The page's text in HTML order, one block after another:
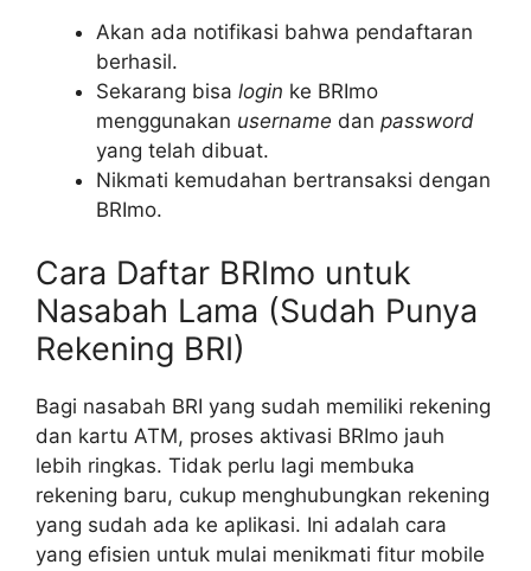
Akan ada notifikasi bahwa pendaftaran
berhasil.
Sekarang bisa login ke BRImo
menggunakan username dan password
yang telah dibuat.
Nikmati kemudahan bertransaksi dengan
BRImo.
Cara Daftar BRImo untuk
Nasabah Lama (Sudah Punya
Rekening BRI)
Bagi nasabah BRI yang sudah memiliki rekening
dan kartu ATM, proses aktivasi BRImo jauh
lebih ringkas. Tidak perlu lagi membuka
rekening baru, cukup menghubungkan rekening
yang sudah ada ke aplikasi. Ini adalah cara
yang efisien untuk mulai menikmati fitur mobile